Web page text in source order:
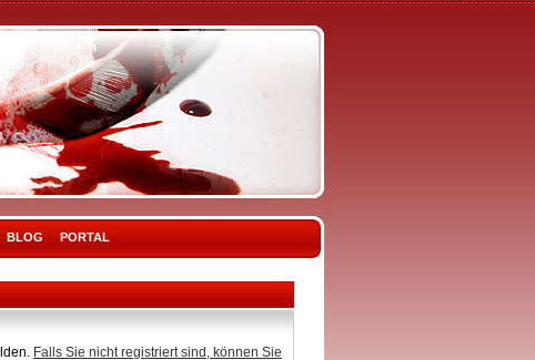
BLOG PORTAL
Falls Sie nicht registriert sind, können Sie